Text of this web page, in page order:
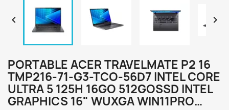
 
PORTABLE ACER TRAVELMATE P2 16
TMP216-71-G3-TCO-56D7 INTEL CORE
ULTRA 5 125H 16GO 512GOSSD INTEL
GRAPHICS 16" WUXGA WIN11PRO…